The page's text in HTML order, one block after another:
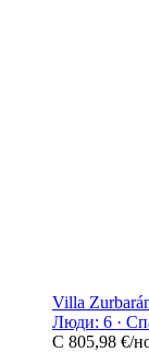
Villa
Люди: 6 ·
С 805,98 €/